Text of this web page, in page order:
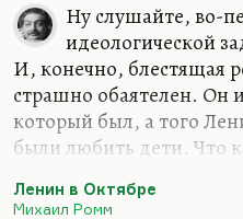
Ну слушайте, во-
идеологической
И, конечно, блестящая
страшно обаятелен. Он
который был, а того
были любить дети. Что
крупнейший фильм. Вот
Ленин в Октябре
Михаил Ромм